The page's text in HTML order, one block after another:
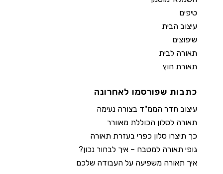
טיפים
עיצוב הבית
שיפוצים
תאורה לבית
תאורת חוץ
כתבות שפורסמו לאחרונה
עיצוב חדר הממ"ד בצורה נעימה
תאורה לסלון הכוללת מאוורר
כך תיצרו סלון כפרי בעזרת תאורה
גופי תאורה למטבח – איך לבחור נכון?
איך תאורה משפיעה על העבודה שלכם